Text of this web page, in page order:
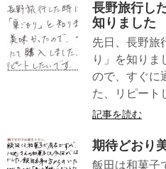
長野旅行し
知りました
先日、長野旅
り」を知りま
ので、すぐに
た、リピー
記事を読む
期待どおり
飯田は和菓子